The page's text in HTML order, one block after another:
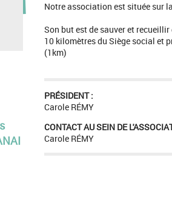
Notre association est située sur
Son but est de sauver et
10 kilomètres du Siège social et
(1km)
PRÉSIDENT :
Carole RÉMY
CONTACT AU SEIN DE
Carole RÉMY